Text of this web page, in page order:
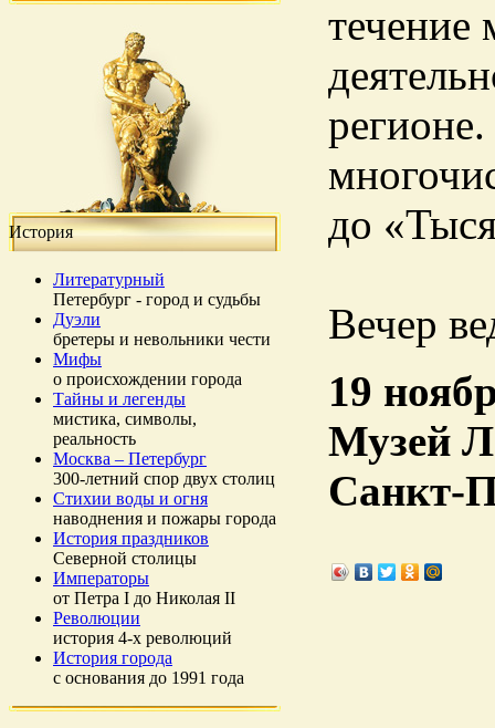
История
Литературный
Петербург - город и судьбы
Дуэли
бретеры и невольники чести
Мифы
о происхождении города
Тайны и легенды
мистика, символы,
реальность
Москва – Петербург
300-летний спор двух столиц
Стихии воды и огня
наводнения и пожары города
История праздников
Северной столицы
Императоры
от Петра I до Николая II
Революции
история 4-х революций
История города
с основания до 1991 года
течение
до
Вечер
19
Музей
Санкт-